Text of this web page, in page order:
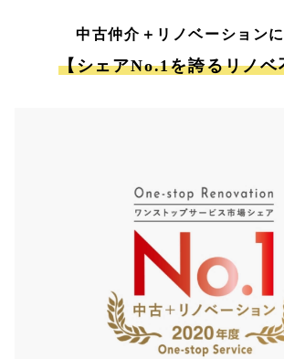
中古仲介＋リノベーション
【シェアNo.1を誇るリノベ